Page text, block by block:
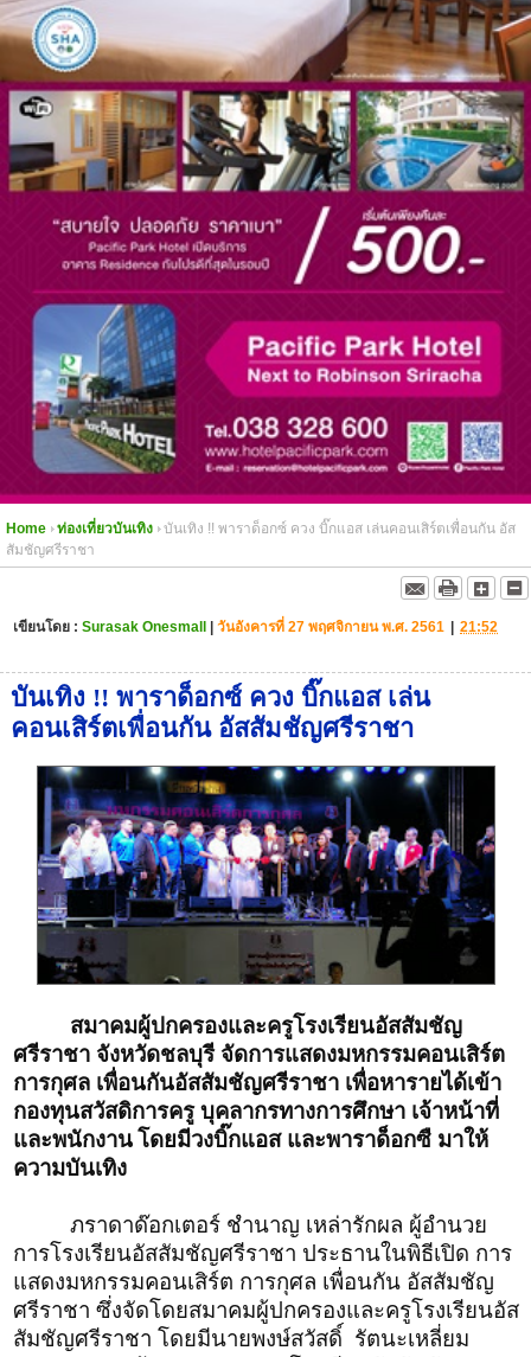
Home ท่องเที่ยวบันเทิง
บันเทิง !! พาราด็อกซ์ ควง บิ๊กแอส เล่นคอนเสิร์ตเพื่อนกัน อัส
สัมชัญศรีราชา
เขียนโดย : Surasak Onesmall | วันอังคารที่ 27 พฤศจิกายน พ.ศ. 2561 | 21:52
บันเทิง !! พาราด็อกซ์ ควง บิ๊กแอส เล่น
คอนเสิร์ตเพื่อนกัน อัสสัมชัญศรีราชา
สมาคมผู้ปกครองและครูโรงเรียนอัสสัมชัญ
ศรีราชา จังหวัดชลบุรี จัดการแสดงมหกรรมคอนเสิร์ต
การกุศล เพื่อนกันอัสสัมชัญศรีราชา เพื่อหารายได้เข้า
กองทุนสวัสดิการครู บุคลากรทางการศึกษา เจ้าหน้าที่
และพนักงานโดยมีวงบิ๊กแอส และพาราด็อกซื มาให้
ความบันเทิง
ภราดาด๊อกเตอร์ ชำนาญ เหล่ารักผล ผู้อำนวย
การโรงเรียนอัสสัมชัญศรีราชา ประธานในพิธีเปิด การ
แสดงมหกรรมคอนเสิร์ต การกุศล เพื่อนกัน อัสสัมชัญ
ศรีราชา ซึ่งจัดโดยสมาคมผู้ปกครองและครูโรงเรียนอัส
สัมชัญศรีราชา โดยมีนายพงษ์สวัสดิ์ รัตนะเหลี่ยม